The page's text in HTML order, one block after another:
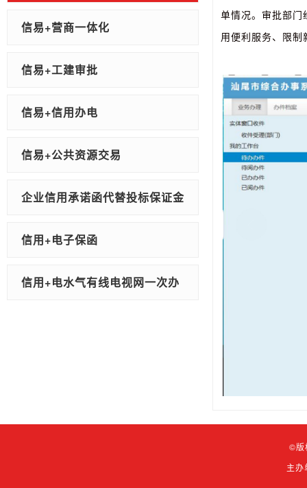
信易+营商一体化
信易+工建审批
信易+信用办电
信易+公共资源交易
企业信用承诺函代替投标保证金
信用+电子保函
信用+电水气有线电视网一次办
单情况。审批部门
用便利服务、限
©版
主办